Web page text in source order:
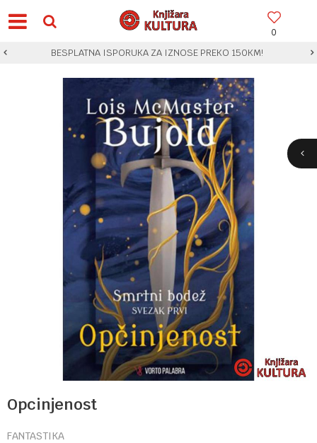
0
BESPLATNA ISPORUKA ZA IZNOSE PREKO 150KM!
Opcinjenost
FANTASTIKA